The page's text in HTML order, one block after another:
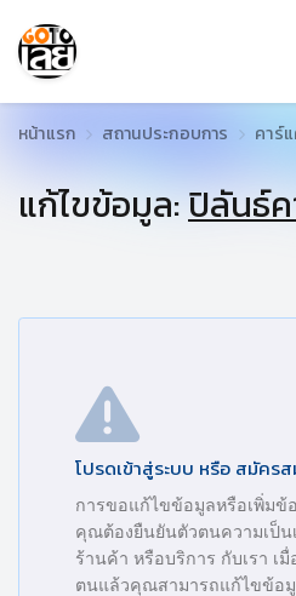
หน้าแรก สถานประกอบการ คาร์
แก้ไขข้อมูล:ปิลันธ์
โปรดเข้าสู่ระบบ หรือ สมัคร
การขอแก้ไขข้อมูลหรือเพิ่มข้
คุณต้องยืนยันตัวตนความเป็น
ร้านค้า หรือบริการ กับเรา เ
ตนแล้วคุณสามารถแก้ไขข้อมู